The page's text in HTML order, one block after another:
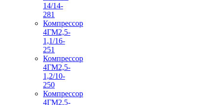
14/14-
281
Компрессор
4ГМ2,5-
1,1/16-
251
Компрессор
4ГМ2,5-
1,2/10-
250
Компрессор
4ГМ2,5-